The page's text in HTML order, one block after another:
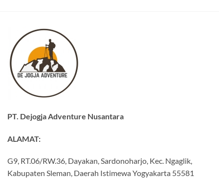
PT. Dejogja Adventure Nusantara
ALAMAT:
G9, RT.06/RW.36, Dayakan, Sardonoharjo, Kec. Ngaglik,
Kabupaten Sleman, Daerah Istimewa Yogyakarta 55581